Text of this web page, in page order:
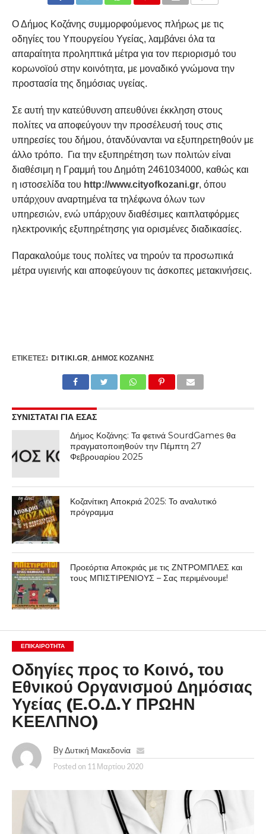
Ο Δήμος Κοζάνης συμμορφούμενος πλήρως με τις
οδηγίες του Υπουργείου Υγείας, λαμβάνει όλα τα
απαραίτητα προληπτικά μέτρα για τον περιορισμό του
κορωνοϊού στην κοινότητα, με μοναδικό γνώμονα την
προστασία της δημόσιας υγείας.
Σε αυτή την κατεύθυνση απευθύνει έκκληση στους
πολίτες να αποφεύγουν την προσέλευσή τους στις
υπηρεσίες του δήμου, ότανδύνανται να εξυπηρετηθούν με
άλλο τρόπο. Για την εξυπηρέτηση των πολιτών είναι
διαθέσιμη η Γραμμή του Δημότη 2461034000, καθώς και
η ιστοσελίδα του http://www.cityofkozani.gr, όπου
υπάρχουν αναρτημένα τα τηλέφωνα όλων των
υπηρεσιών, ενώ υπάρχουν διαθέσιμες καιπλατφόρμες
ηλεκτρονικής εξυπηρέτησης για ορισμένες διαδικασίες.
Παρακαλούμε τους πολίτες να τηρούν τα προσωπικά
μέτρα υγιεινής και αποφεύγουν τις άσκοπες μετακινήσεις.
ΕΤΙΚΕΤΕΣ: DITIKI.GR ΔΉΜΟΣ ΚΟΖΆΝΗΣ
ΣΥΝΙΣΤΑΤΑΙ ΓΙΑ ΕΣΑΣ
Δήμος Κοζάνης: Τα φετινά SourdGames θα
πραγματοποιηθούν την Πέμπτη 27
Φεβρουαρίου 2025
Κοζανίτικη Αποκριά 2025: Το αναλυτικό
πρόγραμμα
Προεόρτια Αποκριάς με τις ΖΝΤΡΟΜΠΛΕΣ και
τους ΜΠΙΣΤΙΡΕΝΙΟΥΣ – Σας περιμένουμε!
ΕΠΙΚΑΙΡΟΤΗΤΑ
Οδηγίες προς το Κοινό, του
Εθνικού Οργανισμού Δημόσιας
Υγείας (Ε.Ο.Δ.Υ ΠΡΩΗΝ
ΚΕΕΛΠΝΟ)
By Δυτική Μακεδονία
Posted on 11 Μαρτίου 2020